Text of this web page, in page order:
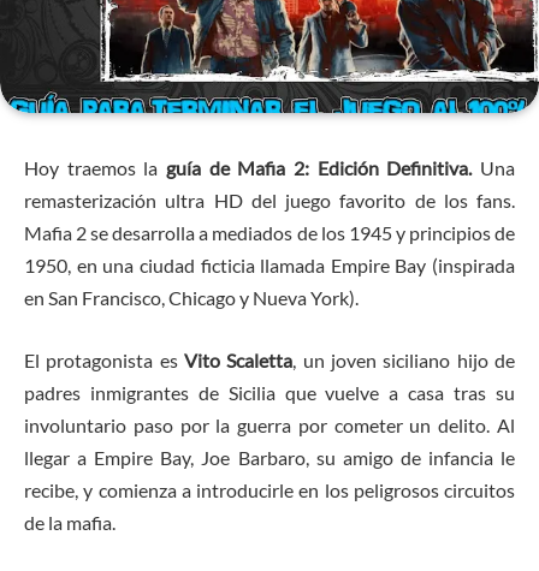
Hoy traemos la guía de Mafia 2: Edición Definitiva. Una
remasterización ultra HD del juego favorito de los fans.
Mafia 2 se desarrolla a mediados de los 1945 y principios de
1950, en una ciudad ficticia llamada Empire Bay (inspirada
en San Francisco, Chicago y Nueva York).
El protagonista es Vito Scaletta, un joven siciliano hijo de
padres inmigrantes de Sicilia que vuelve a casa tras su
involuntario paso por la guerra por cometer un delito. Al
llegar a Empire Bay, Joe Barbaro, su amigo de infancia le
recibe, y comienza a introducirle en los peligrosos circuitos
de la mafia.